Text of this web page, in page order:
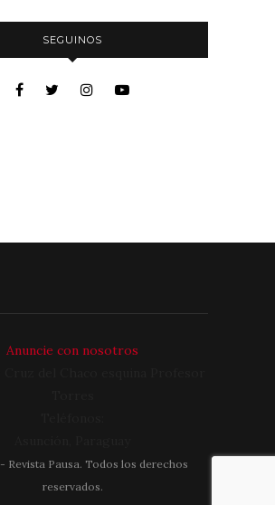
SEGUINOS
Anuncie con nosotros
- Revista Pausa. Todos los derechos
reservados.